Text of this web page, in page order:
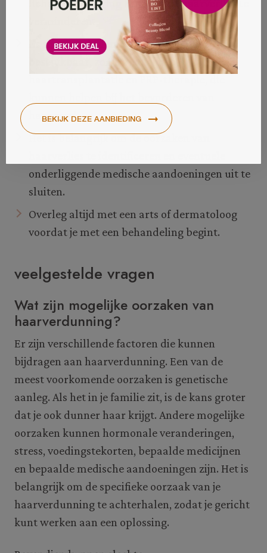
lichaamsbeweging kan helpen haarverlies te
Er zijn verschillende behandelingen
beschikbaar, zoals medicijnen,
haargroei.
Het is belangrijk om de oorzaken van
onderliggende medische aandoeningen uit te
sluiten.
Overleg altijd met een arts of dermatoloog
voordat je met een behandeling begint.
veelgestelde vragen
Wat zijn mogelijke oorzaken van
haarverdunning?
Er zijn verschillende factoren die kunnen
bijdragen aan haarverdunning. Een van de
meest voorkomende oorzaken is genetische
aanleg. Als het in je familie zit, is de kans groter
dat je ook dunner haar krijgt. Andere mogelijke
oorzaken kunnen hormonale veranderingen,
stress, voedingstekorten, bepaalde medicijnen
en bepaalde medische aandoeningen zijn. Het is
belangrijk om de specifieke oorzaak van je
haarverdunning te achterhalen, zodat je gericht
kunt werken aan een oplossing.